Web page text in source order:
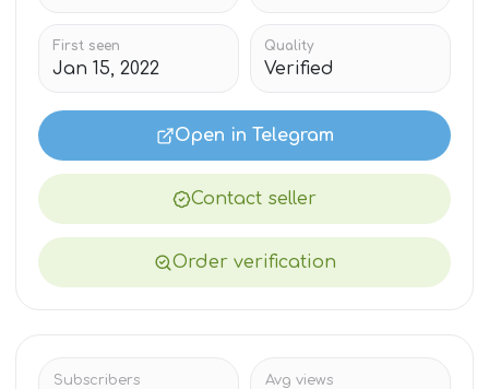
First seen
Jan 15, 2022
Quality
Verified
Open in Telegram
Contact seller
Order verification
Subscribers Avg views